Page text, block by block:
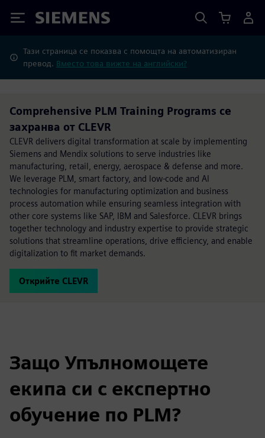
Siemens
Тази страница се показва с помощта на автоматизиран
превод. Вместо това вижте на английски?
Comprehensive PLM Training Programs се
захранва от CLEVR
CLEVR delivers digital transformation at scale by implementing
Siemens and Mendix solutions to serve industries like
manufacturing, retail, energy, aerospace & defense and more.
We leverage PLM, smart factory, and low-code and AI
technologies for manufacturing optimization and business
process automation while ensuring seamless integration with
other core systems like SAP, IBM and Salesforce. CLEVR brings
together technology and industry expertise to provide strategic
solutions that streamline operations, drive efficiency, and enable
digitalization to fit market demands.
Открийте CLEVR
Защо Упълномощете
екипа си с експертно
обучение по PLM?